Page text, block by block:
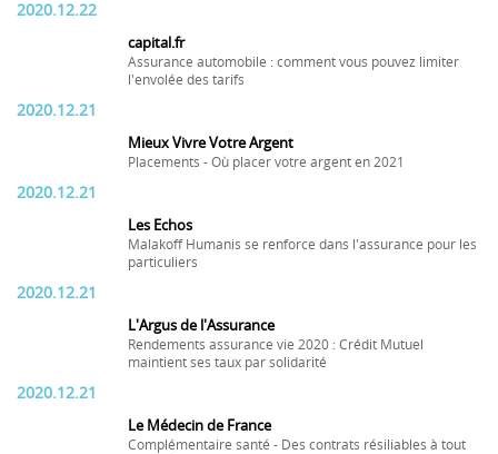
2020.12.22
capital.fr
Assurance automobile : comment vous pouvez limiter
l'envolée des tarifs
2020.12.21
Mieux Vivre Votre Argent
Placements - Où placer votre argent en 2021
2020.12.21
Les Echos
Malakoff Humanis se renforce dans l'assurance pour les
particuliers
2020.12.21
L'Argus de l'Assurance
Rendements assurance vie 2020 : Crédit Mutuel
maintient ses taux par solidarité
2020.12.21
Le Médecin de France
Complémentaire santé - Des contrats résiliables à tout